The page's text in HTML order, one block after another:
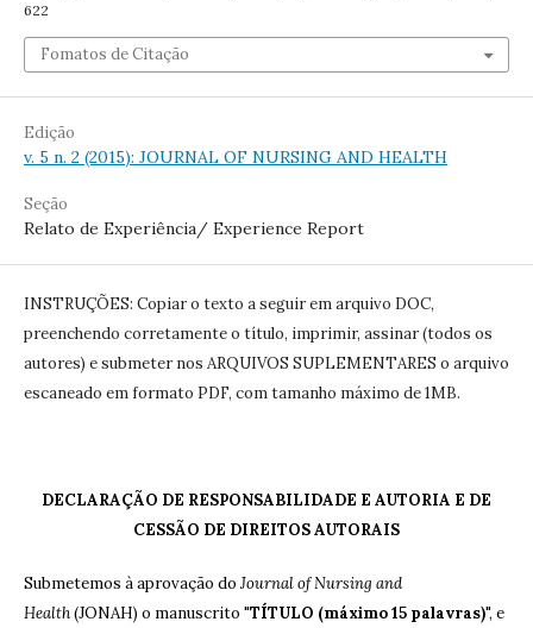
622
Fomatos de Citação
Edição
v. 5 n. 2 (2015): JOURNAL OF NURSING AND HEALTH
Seção
Relato de Experiência/ Experience Report
INSTRUÇÕES: Copiar o texto a seguir em arquivo DOC,
preenchendo corretamente o título, imprimir, assinar (todos os
autores) e submeter nos ARQUIVOS SUPLEMENTARES o arquivo
escaneado em formato PDF, com tamanho máximo de 1MB.
DECLARAÇÃO DE RESPONSABILIDADE E AUTORIA E DE
CESSÃO DE DIREITOS AUTORAIS
Submetemos à aprovação do Journal of Nursing and
Health(JONAH) o manuscrito "TÍTULO (máximo 15 palavras)", e